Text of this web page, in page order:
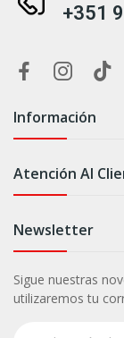
+351
Información
Atención Al
Newsletter
Sigue nuestras
utilizaremos tu